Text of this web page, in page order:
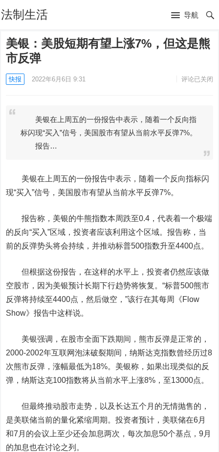
法制生活 导航
美银：美股短期有望上涨7%，但这是熊
市反弹
快报 2022年6月6日 9:31 评论已关闭
美银在上周五的一份报告中表示，随着一个反向指
标闪现“买入”信号，美国股市有望从当前水平反弹7%。
报告…
美银在上周五的一份报告中表示，随着一个反向指标闪
现“买入”信号，美国股市有望从当前水平反弹7%。
报告称，美银的牛熊指数本周跌至0.4，代表着一个极端
的反向“买入”区域，投资者应该利用这个区域。报告称，当
前的反弹势头将会持续，并推动标普500指数升至4400点。
但根据这份报告，在这样的水平上，投资者仍然应该做
空股市，因为美银预计长期下行趋势将恢复。“标普500熊市
反弹将持续至4400点，然后做空，”该行在其每周《Flow
Show》报告中这样说。
美银强调，在股市全面下跌期间，熊市反弹是正常的，
2000-2002年互联网泡沫破裂期间，纳斯达克指数曾经历过8
次熊市反弹，涨幅最低为18%。美银称，如果出现类似的反
弹，纳斯达克100指数将从当前水平上涨8%，至13000点。
但最终推动股市走势，以及长达五个月的无情抛售的，
是美联储当前的量化紧缩周期。投资者预计，美联储在6月
和7月的会议上至少还会加息两次，每次加息50个基点，9月
的加息也在讨论之列。